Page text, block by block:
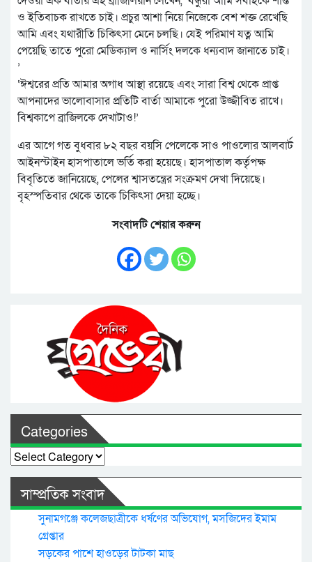
ও ইতিবাচক রাখতে চাই। প্রচুর আশা নিয়ে নিজেকে বেশ শক্ত রেখেছি
আমি এবং যথারীতি চিকিৎসা মেনে চলছি। যেই পরিমাণ যত্ন আমি
পেয়েছি তাতে পুরো মেডিক্যাল ও নার্সিং দলকে ধন্যবাদ জানাতে চাই।
’
‘ঈশ্বরের প্রতি আমার অগাধ আস্থা রয়েছে এবং সারা বিশ্ব থেকে প্রাপ্ত
আপনাদের ভালোবাসার প্রতিটি বার্তা আমাকে পুরো উজ্জীবিত রাখে।
বিশ্বকাপে ব্রাজিলকে দেখাটাও!’
এর আগে গত বুধবার ৮২ বছর বয়সি পেলেকে সাও পাওলোর আলবার্ট
আইনস্টাইন হাসপাতালে ভর্তি করা হয়েছে। হাসপাতাল কর্তৃপক্ষ
বিবৃতিতে জানিয়েছে, পেলের শ্বাসতন্ত্রের সংক্রমণ দেখা দিয়েছে।
বৃহস্পতিবার থেকে তাকে চিকিৎসা দেয়া হচ্ছে।
সংবাদটি শেয়ার করুন
Categories
Categories
সাম্প্রতিক সংবাদ
সুনামগঞ্জে কলেজছাত্রীকে ধর্ষণের অভিযোগ, মসজিদের ইমাম
গ্রেপ্তার
সড়কের পাশে হাওড়ের টাটকা মাছ